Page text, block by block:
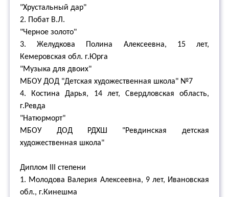
"Хрустальный дар"
2. Побат В.Л.
"Черное золото"
3. Желудкова Полина Алексеевна, 15 лет,
Кемеровская обл. г.Юрга
"Музыка для двоих"
МБОУ ДОД "Детская художественная школа" №7
4. Костина Дарья, 14 лет, Свердловская область,
г.Ревда
"Натюрморт"
МБОУ ДОД РДХШ "Ревдинская детская
художественная школа"
Диплом III степени
1. Молодова Валерия Алексеевна, 9 лет, Ивановская
обл., г.Кинешма